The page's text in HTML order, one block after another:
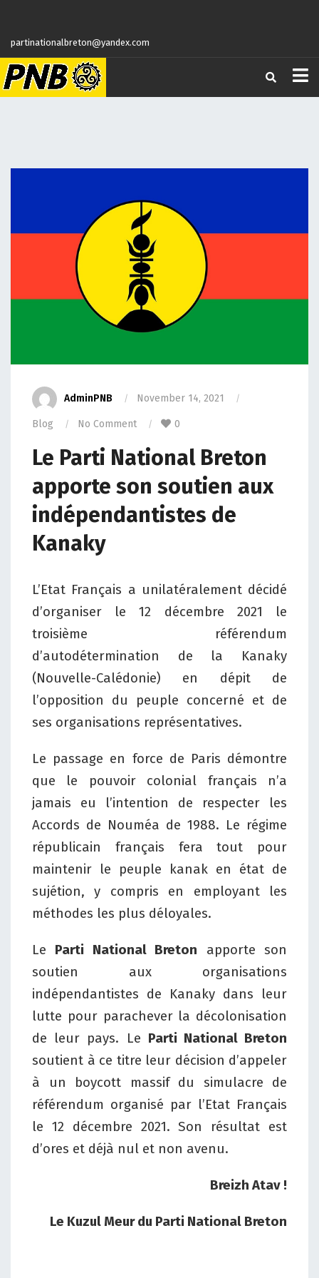
partinationalbreton@yandex.com
AdminPNB November 14, 2021
Blog No Comment 0
Le Parti National Breton
apporte son soutien aux
indépendantistes de
Kanaky
L’Etat Français a unilatéralement décidé
d’organiser le 12 décembre 2021 le
troisième référendum
d’autodétermination de la Kanaky
(Nouvelle-Calédonie) en dépit de
l’opposition du peuple concerné et de
ses organisations représentatives.
Le passage en force de Paris démontre
que le pouvoir colonial français n’a
jamais eu l’intention de respecter les
Accords de Nouméa de 1988. Le régime
républicain français fera tout pour
maintenir le peuple kanak en état de
sujétion, y compris en employant les
méthodes les plus déloyales.
Le Parti National Breton apporte son
soutien aux organisations
indépendantistes de Kanaky dans leur
lutte pour parachever la décolonisation
de leur pays. Le Parti National Breton
soutient à ce titre leur décision d’appeler
à un boycott massif du simulacre de
référendum organisé par l’Etat Français
le 12 décembre 2021. Son résultat est
d’ores et déjà nul et non avenu.
Breizh Atav !
Le Kuzul Meur du Parti National Breton